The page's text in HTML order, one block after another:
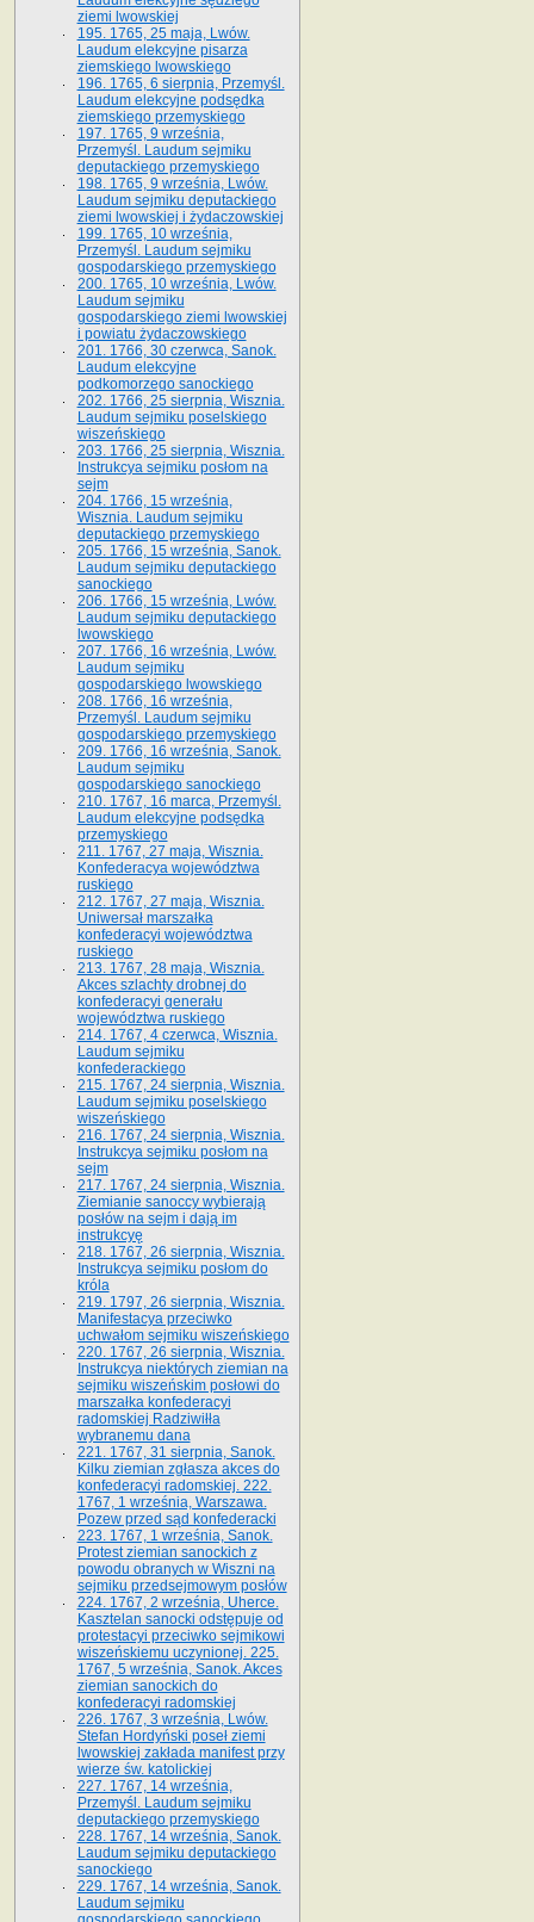
ziemi lwowskiej
195. 1765, 25 maja, Lwów.
Laudum elekcyjne pisarza
ziemskiego lwowskiego
196. 1765, 6 sierpnia, Przemyśl.
Laudum elekcyjne podsędka
ziemskiego przemyskiego
197. 1765, 9 września,
Przemyśl. Laudum sejmiku
deputackiego przemyskiego
198. 1765, 9 września, Lwów.
Laudum sejmiku deputackiego
ziemi lwowskiej i żydaczowskiej
199. 1765, 10 września,
Przemyśl. Laudum sejmiku
gospodarskiego przemyskiego
200. 1765, 10 września, Lwów.
Laudum sejmiku
gospodarskiego ziemi lwowskiej
i powiatu żydaczowskiego
201. 1766, 30 czerwca, Sanok.
Laudum elekcyjne
podkomorzego sanockiego
202. 1766, 25 sierpnia, Wisznia.
Laudum sejmiku poselskiego
wiszeńskiego
203. 1766, 25 sierpnia, Wisznia.
Instrukcya sejmiku posłom na
sejm
204. 1766, 15 września,
Wisznia. Laudum sejmiku
deputackiego przemyskiego
205. 1766, 15 września, Sanok.
Laudum sejmiku deputackiego
sanockiego
206. 1766, 15 września, Lwów.
Laudum sejmiku deputackiego
lwowskiego
207. 1766, 16 września, Lwów.
Laudum sejmiku
gospodarskiego lwowskiego
208. 1766, 16 września,
Przemyśl. Laudum sejmiku
gospodarskiego przemyskiego
209. 1766, 16 września, Sanok.
Laudum sejmiku
gospodarskiego sanockiego
210. 1767, 16 marca, Przemyśl.
Laudum elekcyjne podsędka
przemyskiego
211. 1767, 27 maja, Wisznia.
Konfederacya województwa
ruskiego
212. 1767, 27 maja, Wisznia.
Uniwersał marszałka
konfederacyi województwa
ruskiego
213. 1767, 28 maja, Wisznia.
Akces szlachty drobnej do
konfederacyi generału
województwa ruskiego
214. 1767, 4 czerwca, Wisznia.
Laudum sejmiku
konfederackiego
215. 1767, 24 sierpnia, Wisznia.
Laudum sejmiku poselskiego
wiszeńskiego
216. 1767, 24 sierpnia, Wisznia.
Instrukcya sejmiku posłom na
sejm
217. 1767, 24 sierpnia, Wisznia.
Ziemianie sanoccy wybierają
posłów na sejm i dają im
instrukcyę
218. 1767, 26 sierpnia, Wisznia.
Instrukcya sejmiku posłom do
króla
219. 1797, 26 sierpnia, Wisznia.
Manifestacya przeciwko
uchwałom sejmiku wiszeńskiego
220. 1767, 26 sierpnia, Wisznia.
Instrukcya niektórych ziemian na
sejmiku wiszeńskim posłowi do
marszałka konfe­deracyi
radomskiej Radziwiłła
wybranemu dana
221. 1767, 31 sierpnia, Sanok.
Kilku ziemian zgłasza akces do
konfederacyi radomskiej. 222.
1767, 1 września, Warszawa.
Pozew przed sąd konfederacki
223. 1767, 1 września, Sanok.
Protest ziemian sanockich z
powodu obranych w Wiszni na
sejmiku przedsejmo­wym posłów
224. 1767, 2 września, Uherce.
Kasztelan sanocki odstępuje od
protestacyi przeciwko sejmikowi
wiszeńskiemu uczynionej. 225.
1767, 5 września, Sanok. Akces
ziemian sanockich do
konfederacyi radomskiej
226. 1767, 3 września, Lwów.
Stefan Hordyński poseł ziemi
lwowskiej zakłada manifest przy
wierze św. ka­tolickiej
227. 1767, 14 września,
Przemyśl. Laudum sejmiku
deputackiego przemyskiego
228. 1767, 14 września, Sanok.
Laudum sejmiku deputackiego
sanockiego
229. 1767, 14 września, Sanok.
Laudum sejmiku